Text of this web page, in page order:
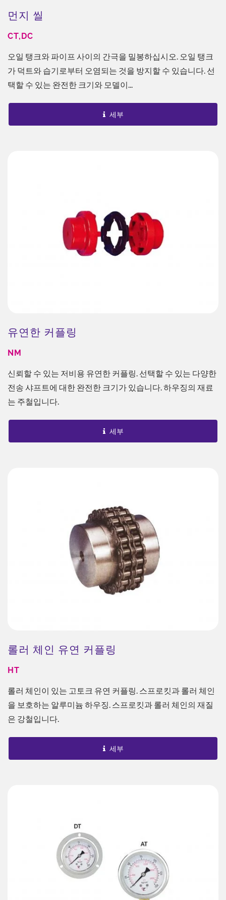
먼지 씰
CT,DC
오일 탱크와 파이프 사이의 간극을 밀봉하십시오. 오일 탱크
가 덕트와 습기로부터 오염되는 것을 방지할 수 있습니다. 선
택할 수 있는 완전한 크기와 모델이...
세부
유연한 커플링
NM
신뢰할 수 있는 저비용 유연한 커플링. 선택할 수 있는 다양한
전송 샤프트에 대한 완전한 크기가 있습니다. 하우징의 재료
는 주철입니다.
세부
롤러 체인 유연 커플링
HT
롤러 체인이 있는 고토크 유연 커플링. 스프로킷과 롤러 체인
을 보호하는 알루미늄 하우징. 스프로킷과 롤러 체인의 재질
은 강철입니다.
세부